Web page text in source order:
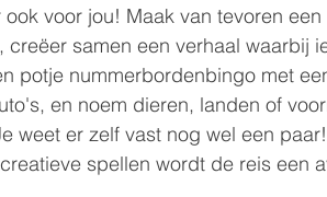
voor jou! Maak van tevoren
creëer samen een verhaal waarbij
potje nummerbordenbingo met
en noem dieren, landen of
weet er zelf vast nog wel een
spellen wordt de reis een